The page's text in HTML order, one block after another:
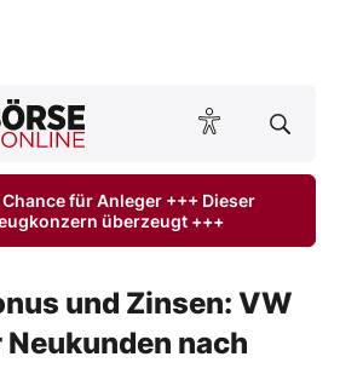
BÖRSE ONLINE lesen
für Anleger +++ Dieser
überzeugt +++
und Zinsen: VW
nach